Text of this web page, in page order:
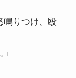
鳴りつけ、殴